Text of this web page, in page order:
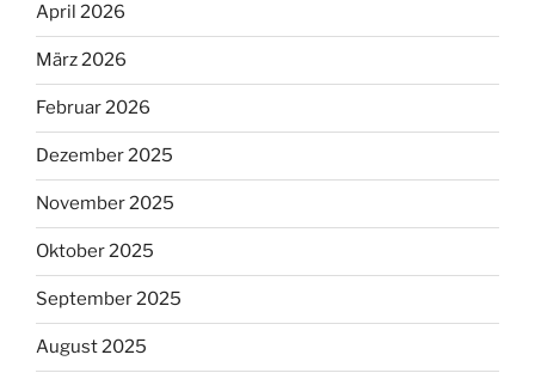
April 2026
März 2026
Februar 2026
Dezember 2025
November 2025
Oktober 2025
September 2025
August 2025